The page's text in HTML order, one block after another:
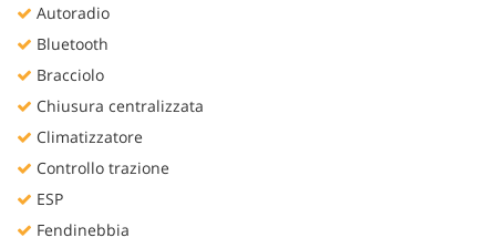
Autoradio
Bluetooth
Bracciolo
Chiusura centralizzata
Climatizzatore
Controllo trazione
ESP
Fendinebbia